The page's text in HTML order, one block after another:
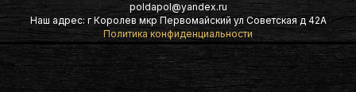
poldapol@yandex.ru
Наш адрес: г Королев мкр Первомайский ул Советская д 42А
Политика конфиденциальности